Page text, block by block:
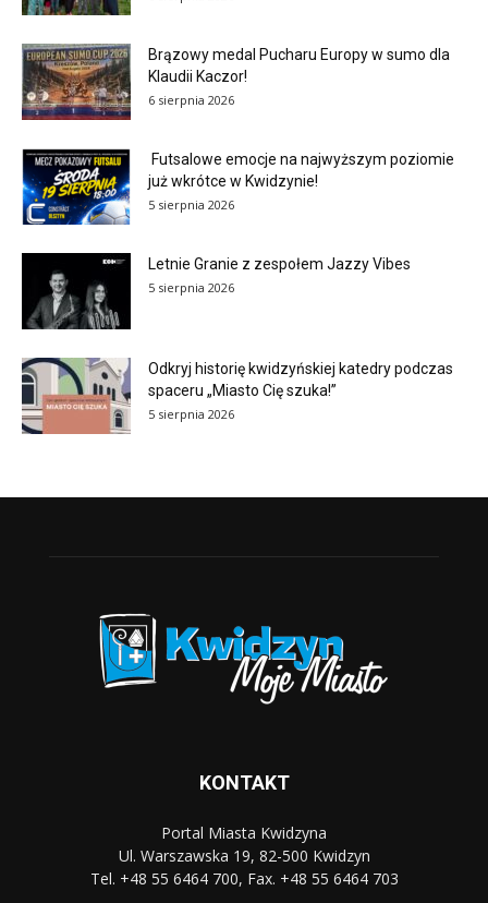
Brązowy medal Pucharu Europy w sumo dla
Klaudii Kaczor!
6 sierpnia 2026
Futsalowe emocje na najwyższym poziomie
już wkrótce w Kwidzynie!
5 sierpnia 2026
Letnie Granie z zespołem Jazzy Vibes
5 sierpnia 2026
Odkryj historię kwidzyńskiej katedry podczas
spaceru „Miasto Cię szuka!”
5 sierpnia 2026
KONTAKT
Portal Miasta Kwidzyna
Ul. Warszawska 19, 82-500 Kwidzyn
Tel. +48 55 6464 700, Fax. +48 55 6464 703